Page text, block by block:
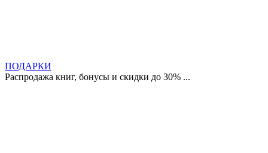
ПОДАРКИ
Распродажа книг, бонусы и скидки до 30% ...